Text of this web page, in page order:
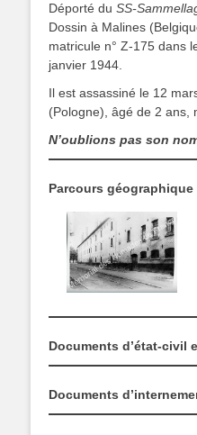
Déporté du SS-
Dossin à Malines
matricule n° Z-175 dans
janvier 1944.
Il est assassiné le 12
(Pologne), âgé de 2 ans,
N’oublions pas son
Parcours géographique
Documents d’état-civil
Documents